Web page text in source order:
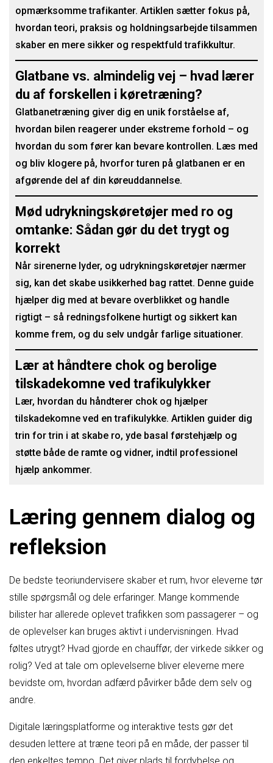
opmærksomme trafikanter. Artiklen sætter fokus på,
hvordan teori, praksis og holdningsarbejde tilsammen
skaber en mere sikker og respektfuld trafikkultur.
Glatbane vs. almindelig vej – hvad lærer
du af forskellen i køretræning?
Glatbanetræning giver dig en unik forståelse af,
hvordan bilen reagerer under ekstreme forhold – og
hvordan du som fører kan bevare kontrollen. Læs med
og bliv klogere på, hvorfor turen på glatbanen er en
afgørende del af din køreuddannelse.
Mød udrykningskøretøjer med ro og
omtanke: Sådan gør du det trygt og
korrekt
Når sirenerne lyder, og udrykningskøretøjer nærmer
sig, kan det skabe usikkerhed bag rattet. Denne guide
hjælper dig med at bevare overblikket og handle
rigtigt – så redningsfolkene hurtigt og sikkert kan
komme frem, og du selv undgår farlige situationer.
Lær at håndtere chok og berolige
tilskadekomne ved trafikulykker
Lær, hvordan du håndterer chok og hjælper
tilskadekomne ved en trafikulykke. Artiklen guider dig
trin for trin i at skabe ro, yde basal førstehjælp og
støtte både de ramte og vidner, indtil professionel
hjælp ankommer.
Læring gennem dialog og
refleksion
De bedste teoriundervisere skaber et rum, hvor eleverne tør
stille spørgsmål og dele erfaringer. Mange kommende
bilister har allerede oplevet trafikken som passagerer – og
de oplevelser kan bruges aktivt i undervisningen. Hvad
føltes utrygt? Hvad gjorde en chauffør, der virkede sikker og
rolig? Ved at tale om oplevelserne bliver eleverne mere
bevidste om, hvordan adfærd påvirker både dem selv og
andre.
Digitale læringsplatforme og interaktive tests gør det
desuden lettere at træne teori på en måde, der passer til